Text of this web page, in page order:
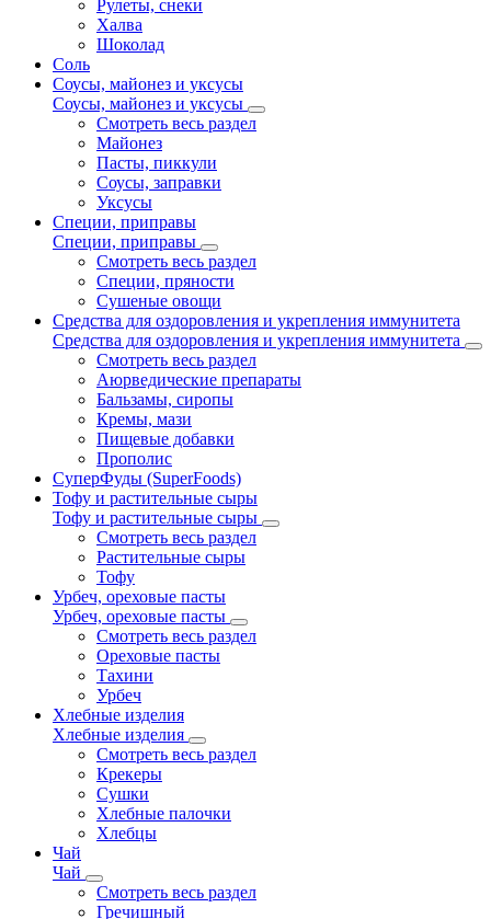
Рулеты, снеки
Халва
Шоколад
Соль
Соусы, майонез и уксусы
Соусы, майонез и уксусы
Смотреть весь раздел
Майонез
Пасты, пиккули
Соусы, заправки
Уксусы
Специи, приправы
Специи, приправы
Смотреть весь раздел
Специи, пряности
Сушеные овощи
Средства для оздоровления и укрепления иммунитета
Средства для оздоровления и укрепления иммунитета
Смотреть весь раздел
Аюрведические препараты
Бальзамы, сиропы
Кремы, мази
Пищевые добавки
Прополис
СуперФуды (SuperFoods)
Тофу и растительные сыры
Тофу и растительные сыры
Смотреть весь раздел
Растительные сыры
Тофу
Урбеч, ореховые пасты
Урбеч, ореховые пасты
Смотреть весь раздел
Ореховые пасты
Тахини
Урбеч
Хлебные изделия
Хлебные изделия
Смотреть весь раздел
Крекеры
Сушки
Хлебные палочки
Хлебцы
Чай
Чай
Смотреть весь раздел
Гречишный